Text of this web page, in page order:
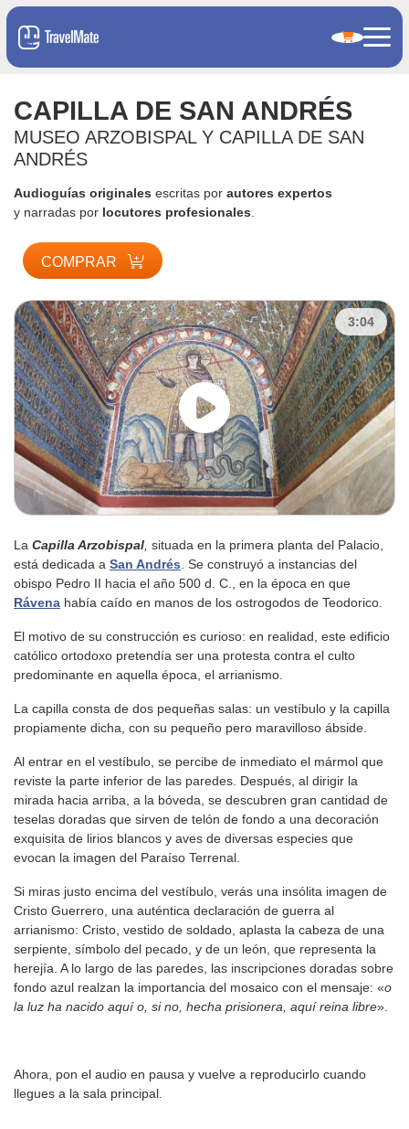
CAPILLA DE SAN ANDRÉS
MUSEO ARZOBISPAL Y CAPILLA DE SAN
ANDRÉS
Audioguías originales escritas por autores expertos
y narradas por locutores profesionales
COMPRAR
3:04
La Capilla Arzobispal situada en la primera planta del Palacio,
está dedicada a San Andrés . Se construyó a instancias del
obispo Pedro II hacia el año 500 d. C., en la época en que
Rávena había caído en manos de los ostrogodos de Teodorico.
El motivo de su construcción es curioso: en realidad, este edificio
católico ortodoxo pretendía ser una protesta contra el culto
predominante en aquella época, el arrianismo.
La capilla consta de dos pequeñas salas: un vestíbulo y la capilla
propiamente dicha, con su pequeño pero maravilloso ábside.
Al entrar en el vestíbulo, se percibe de inmediato el mármol que
reviste la parte inferior de las paredes. Después, al dirigir la
mirada hacia arriba, a la bóveda, se descubren gran cantidad de
teselas doradas que sirven de telón de fondo a una decoración
exquisita de lirios blancos y aves de diversas especies que
evocan la imagen del Paraíso Terrenal.
Si miras justo encima del vestíbulo, verás una insólita imagen de
Cristo Guerrero, una auténtica declaración de guerra al
arrianismo: Cristo, vestido de soldado, aplasta la cabeza de una
serpiente, símbolo del pecado, y de un león, que representa la
herejía. A lo largo de las paredes, las inscripciones doradas sobre
fondo azul realzan la importancia del mosaico con el mensaje: «o
la luz ha nacido aquí o, si no, hecha prisionera, aquí reina libre».
Ahora, pon el audio en pausa y vuelve a reproducirlo cuando
llegues a la sala principal.